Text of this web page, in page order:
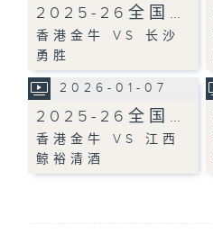
2025-26全国…
香港金牛 VS 长沙
勇胜
2026-01-07
2025-26全国…
香港金牛 VS 江西
鲸裕清酒